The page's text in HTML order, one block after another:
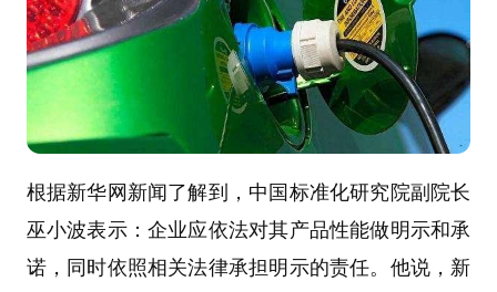
根据新华网新闻了解到，中国标准化研究院副院长
巫小波表示：企业应依法对其产品性能做明示和承
诺，同时依照相关法律承担明示的责任。他说，新